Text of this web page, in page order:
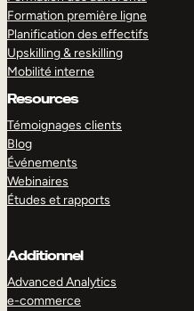
Formation première ligne
Planification des effectifs
Upskilling & reskilling
Mobilité interne
Resources
Témoignages clients
Blog
Événements
Webinaires
Études et rapports
Additionnel
Advanced Analytics
e-commerce